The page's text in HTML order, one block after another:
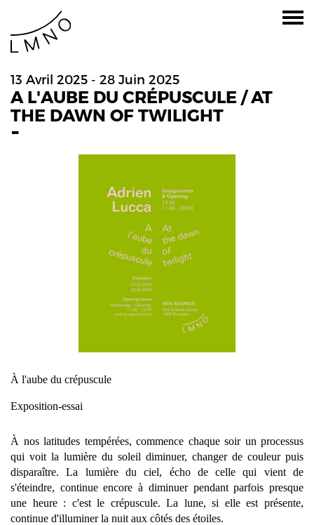
13 Avril 2025 - 28 Juin 2025
A L'AUBE DU CRÉPUSCULE / AT
THE DAWN OF TWILIGHT
-
À l'aube du crépuscule
Exposition-essai
À nos latitudes tempérées, commence chaque soir un processus
qui voit la lumière du soleil diminuer, changer de couleur puis
disparaître. La lumière du ciel, écho de celle qui vient de
s'éteindre, continue encore à diminuer pendant parfois presque
une heure : c'est le crépuscule. La lune, si elle est présente,
continue d'illuminer la nuit aux côtés des étoiles.